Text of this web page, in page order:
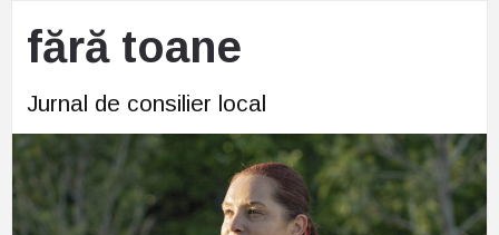
fără toane
Jurnal de consilier local